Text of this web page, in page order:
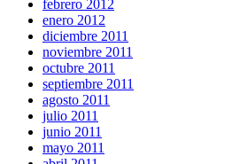
febrero 2012
enero 2012
diciembre 2011
noviembre 2011
octubre 2011
septiembre 2011
agosto 2011
julio 2011
junio 2011
mayo 2011